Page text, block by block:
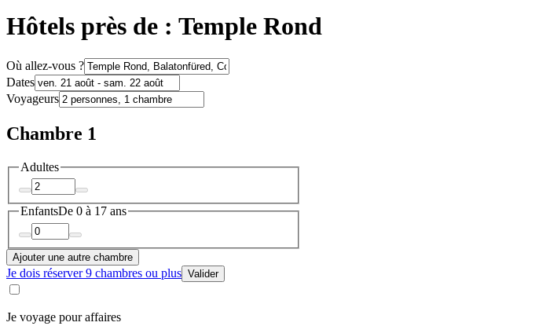
Hôtels près de : Temple Rond
Où allez-vous ?
Dates
Voyageurs
Chambre 1
Adultes
EnfantsDe 0 à 17 ans
Ajouter une autre chambre
Je dois réserver 9 chambres ou plus Valider
Je voyage pour affaires